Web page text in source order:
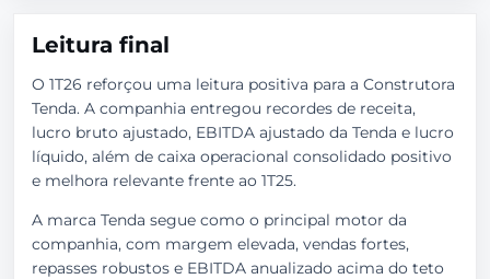
Leitura final
O 1T26 reforçou uma leitura positiva para a Construtora
Tenda. A companhia entregou recordes de receita,
lucro bruto ajustado, EBITDA ajustado da Tenda e lucro
líquido, além de caixa operacional consolidado positivo
e melhora relevante frente ao 1T25.
A marca Tenda segue como o principal motor da
companhia, com margem elevada, vendas fortes,
repasses robustos e EBITDA anualizado acima do teto